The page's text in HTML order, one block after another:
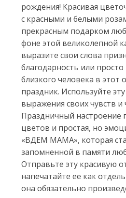
рождения! Красивая
с красными и белыми
прекрасным подарком
фоне этой великолепной
выразите свои слова
благодарность или
близкого человека в этот
праздник. Используйте
выражения своих чувств и
Праздничный настроение
цветов и простая, но
«ВДЕМ МАМА», которая
запомненной в памяти
Отправьте эту красивую
напечатайте ее как
она обязательно